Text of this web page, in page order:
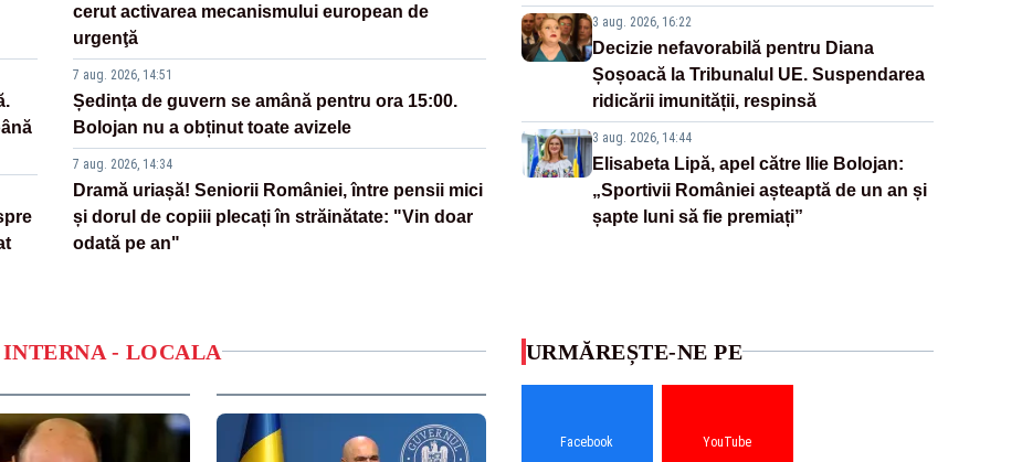
cerut activarea mecanismului european de
urgenţă
7 aug. 2026, 14:51
Ședința de guvern se amână pentru ora 15:00.
Bolojan nu a obținut toate avizele
7 aug. 2026, 14:34
Dramă uriașă! Seniorii României, între pensii mici
și dorul de copiii plecați în străinătate: "Vin doar
odată pe an"
3 aug. 2026, 16:22
Decizie nefavorabilă pentru Diana
Șoșoacă la Tribunalul UE. Suspendarea
ridicării imunității, respinsă
3 aug. 2026, 14:44
Elisabeta Lipă, apel către Ilie Bolojan:
„Sportivii României așteaptă de un an și
șapte luni să fie premiați”
- LOCALA URMĂREȘTE-NE PE
Facebook YouTube